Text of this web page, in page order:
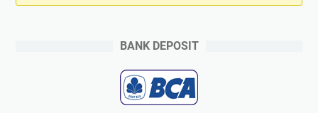
BANK DEPOSIT